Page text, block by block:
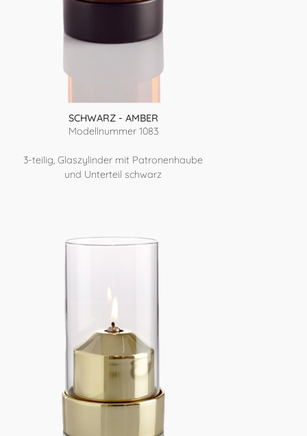
SCHWARZ - AMBER
Modellnummer 1083
3-teilig, Glaszylinder mit Patronenhaube
und Unterteil schwarz